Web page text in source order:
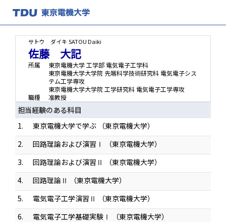
サトウ ダイキ SATOU Daiki
佐藤 大記
所属
東京電機大学 工学部 電気電子工学科
東京電機大学大学院 先端科学技術研究科 電気電子シス
テム工学専攻
東京電機大学大学院 工学研究科 電気電子工学専攻
職種
准教授
担当経験のある科目
1.
東京電機大学で学ぶ （東京電機大学）
2.
回路理論および演習Ⅰ （東京電機大学）
3.
回路理論および演習Ⅱ （東京電機大学）
4.
回路理論Ⅱ （東京電機大学）
5.
電気電子工学演習Ⅱ （東京電機大学）
6.
電気電子工学基礎実験Ⅰ （東京電機大学）